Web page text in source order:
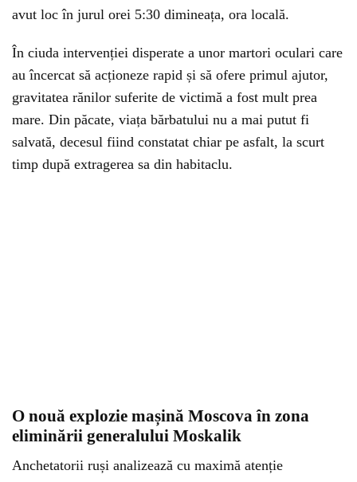
avut loc în jurul orei 5:30 dimineața, ora locală.
În ciuda intervenției disperate a unor martori oculari care
au încercat să acționeze rapid și să ofere primul ajutor,
gravitatea rănilor suferite de victimă a fost mult prea
mare. Din păcate, viața bărbatului nu a mai putut fi
salvată, decesul fiind constatat chiar pe asfalt, la scurt
timp după extragerea sa din habitaclu.
O nouă explozie mașină Moscova în zona
eliminării generalului Moskalik
Anchetatorii ruși analizează cu maximă atenție